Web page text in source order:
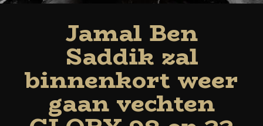
Jamal Ben
Saddik zal
binnenkort weer
gaan vechten